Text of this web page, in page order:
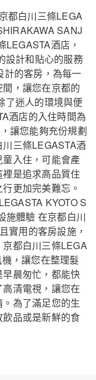
都白川三條LEGA
SANJ
酒店，
設計和貼心的服務
計的客房，為每一
，讓您在京都的
了迷人的環境與便
酒店的入住時間為
讓您能夠充份規劃
三條LEGASTA酒
入住，可能會產
是追求高品質住
更加完美難忘。
KYOTO S
施體驗 在京都白川
實用的客房設施，
都白川三條LEGA
，讓您在整理髮
晨匆忙，都能快
清電視，讓您在
為了滿足您的生
品或是新鮮的食